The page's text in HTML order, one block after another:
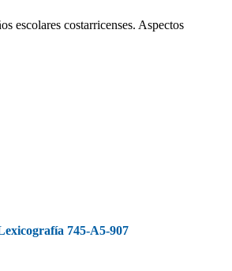
escolares costarricenses. Aspectos
745-A5-907